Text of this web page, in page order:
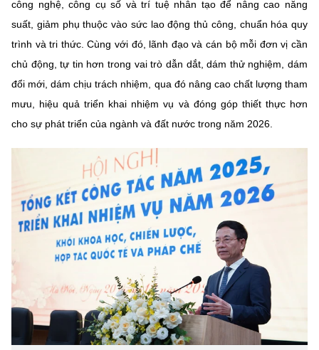
công nghệ, công cụ số và trí tuệ nhân tạo để nâng cao năng
suất, giảm phụ thuộc vào sức lao động thủ công, chuẩn hóa quy
trình và tri thức. Cùng với đó, lãnh đạo và cán bộ mỗi đơn vị cần
chủ động, tự tin hơn trong vai trò dẫn dắt, dám thử nghiệm, dám
đổi mới, dám chịu trách nhiệm, qua đó nâng cao chất lượng tham
mưu, hiệu quả triển khai nhiệm vụ và đóng góp thiết thực hơn
cho sự phát triển của ngành và đất nước trong năm 2026.